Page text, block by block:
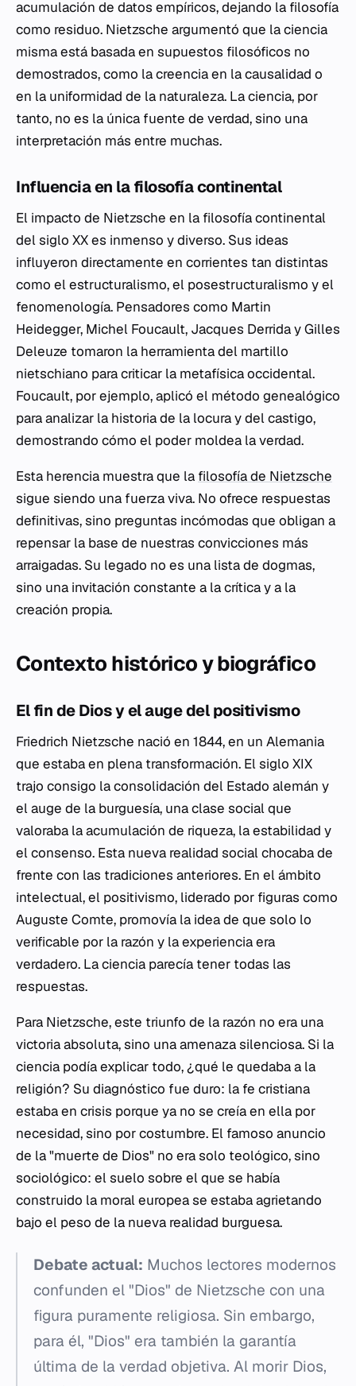
acumulación de datos empíricos, dejando la filosofía
como residuo. Nietzsche argumentó que la ciencia
misma está basada en supuestos filosóficos no
demostrados, como la creencia en la causalidad o
en la uniformidad de la naturaleza. La ciencia, por
tanto, no es la única fuente de verdad, sino una
interpretación más entre muchas.
Influencia en la filosofía continental
El impacto de Nietzsche en la filosofía continental
del siglo XX es inmenso y diverso. Sus ideas
influyeron directamente en corrientes tan distintas
como el estructuralismo, el posestructuralismo y el
fenomenología. Pensadores como Martin
Heidegger, Michel Foucault, Jacques Derrida y Gilles
Deleuze tomaron la herramienta del martillo
nietschiano para criticar la metafísica occidental.
Foucault, por ejemplo, aplicó el método genealógico
para analizar la historia de la locura y del castigo,
demostrando cómo el poder moldea la verdad.
Esta herencia muestra que la filosofía de Nietzsche
sigue siendo una fuerza viva. No ofrece respuestas
definitivas, sino preguntas incómodas que obligan a
repensar la base de nuestras convicciones más
arraigadas. Su legado no es una lista de dogmas,
sino una invitación constante a la crítica y a la
creación propia.
Contexto histórico y biográfico
El fin de Dios y el auge del positivismo
Friedrich Nietzsche nació en 1844, en un Alemania
que estaba en plena transformación. El siglo XIX
trajo consigo la consolidación del Estado alemán y
el auge de la burguesía, una clase social que
valoraba la acumulación de riqueza, la estabilidad y
el consenso. Esta nueva realidad social chocaba de
frente con las tradiciones anteriores. En el ámbito
intelectual, el positivismo, liderado por figuras como
Auguste Comte, promovía la idea de que solo lo
verificable por la razón y la experiencia era
verdadero. La ciencia parecía tener todas las
respuestas.
Para Nietzsche, este triunfo de la razón no era una
victoria absoluta, sino una amenaza silenciosa. Si la
ciencia podía explicar todo, ¿qué le quedaba a la
religión? Su diagnóstico fue duro: la fe cristiana
estaba en crisis porque ya no se creía en ella por
necesidad, sino por costumbre. El famoso anuncio
de la "muerte de Dios" no era solo teológico, sino
sociológico: el suelo sobre el que se había
construido la moral europea se estaba agrietando
bajo el peso de la nueva realidad burguesa.
Debate actual: Muchos lectores modernos
confunden el "Dios" de Nietzsche con una
figura puramente religiosa. Sin embargo,
para él, "Dios" era también la garantía
última de la verdad objetiva. Al morir Dios,